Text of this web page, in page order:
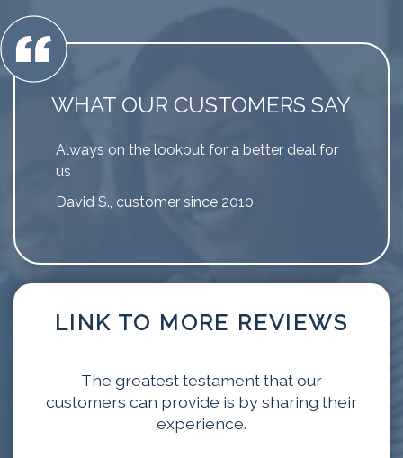
WHAT OUR CUSTOMERS SAY
Always on the lookout for a better deal for
us
David S., customer since 2010
LINK TO MORE REVIEWS
The greatest testament that our
customers can provide is by sharing their
experience.